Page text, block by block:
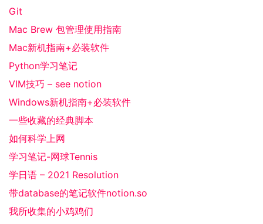
Git
Mac Brew 包管理使用指南
Mac新机指南+必装软件
Python学习笔记
VIM技巧 – see notion
Windows新机指南+必装软件
一些收藏的经典脚本
如何科学上网
学习笔记-网球Tennis
学日语 – 2021 Resolution
带database的笔记软件notion.so
我所收集的小鸡鸡们